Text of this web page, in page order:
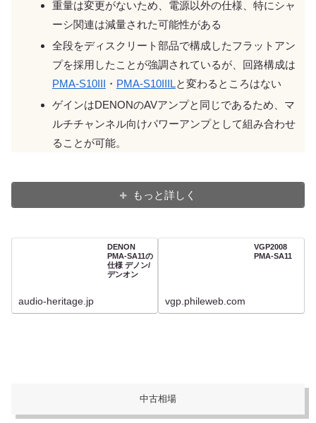
重量は変更がないため、電源以外の仕様、特にシャ
ーシ関連は減量された可能性がある
全段をディスクリート部品で構成したフラットアン
プを採用したことが強調されているが、回路構成は
PMA-S10III ・ PMA-S10IIILと変わるところはない
ゲインはDENONのAVアンプと同じであるため、マ
ルチチャンネル向けパワーアンプとして組み合わせ
ることが可能。
もっと詳しく
DENON
PMA-SA11の
仕様 デノン/
デンオン
audio-heritage.jp
VGP2008
PMA-SA11
vgp.phileweb.com
中古相場